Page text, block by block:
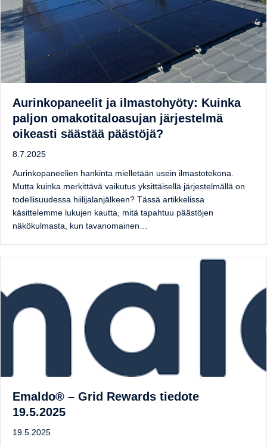
Aurinkopaneelit ja ilmastohyöty: Kuinka
paljon omakotitaloasujan järjestelmä
oikeasti säästää päästöjä?
8.7.2025
Aurinkopaneelien hankinta mielletään usein ilmastotekona.
Mutta kuinka merkittävä vaikutus yksittäisellä järjestelmällä on
todellisuudessa hiilijalanjälkeen? Tässä artikkelissa
käsittelemme lukujen kautta, mitä tapahtuu päästöjen
näkökulmasta, kun tavanomainen…
Emaldo® – Grid Rewards tiedote
19.5.2025
19.5.2025